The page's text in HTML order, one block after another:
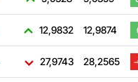
12,9832 12,9874
27,9743 28,2565